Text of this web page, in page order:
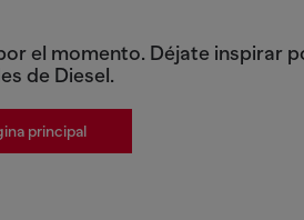
el momento. Déjate inspirar
de Diesel.
principal